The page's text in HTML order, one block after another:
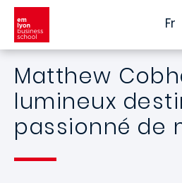
Skip to main content
Fr
Matthew
lumineux
passionné de